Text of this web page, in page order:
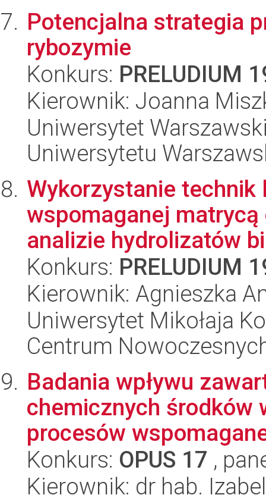
Potencjalna strategia
rybozymie
Konkurs: PRELUDIUM
Kierownik: Joanna
Uniwersytet
Uniwersytetu
Wykorzystanie
wspomaganej
analizie hydrolizatów
Konkurs: PRELUDIUM
Kierownik: Agnieszka
Uniwersytet Mikołaja
Centrum
Badania wpływu
chemicznych środków
procesów
Konkurs: OPUS 17 ,
Kierownik: dr hab.